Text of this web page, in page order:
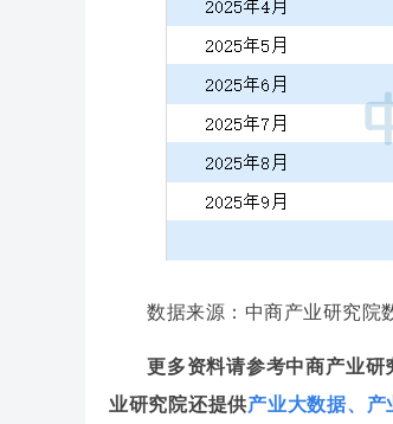
数据来源：中商产业研究院
更多资料请参考中商产业研
业研究院还提供产业大数据、 产